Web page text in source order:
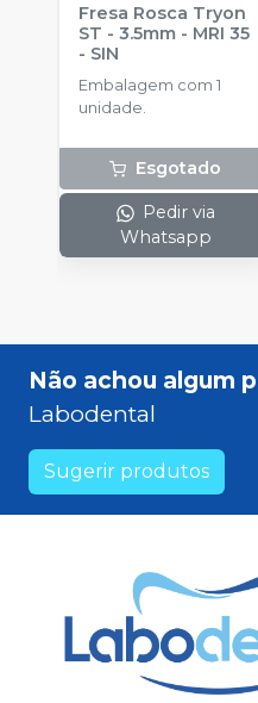
Fresa Rosca Tryon
ST - 3.5mm - MRI 35
- SIN
Embalagem com 1
unidade.
Esgotado
Pedir via
Whatsapp
Não achou algum
Labodental
Sugerir produtos